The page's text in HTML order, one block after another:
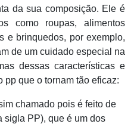
da sua composição. Ele é
como roupas, alimentos
e brinquedos, por exemplo,
de um cuidado especial na
dessas características e
pp que o tornam tão eficaz:
chamado pois é feito de
sigla PP), que é um dos